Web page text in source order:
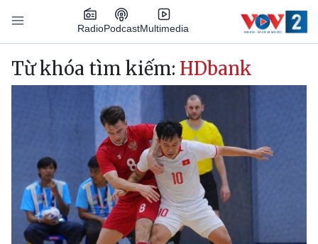
Nhảy đến nội dung
RadioPodcastMultimedia
Main navigation
Từ khóa tìm kiếm: HDbank